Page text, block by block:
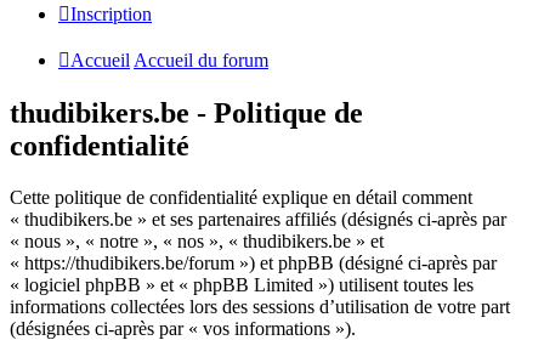
Inscription
Accueil Accueil du forum
thudibikers.be - Politique de
confidentialité
Cette politique de confidentialité explique en détail comment
« thudibikers.be » et ses partenaires affiliés (désignés ci-après par
« nous », « notre », « nos », « thudibikers.be » et
« https://thudibikers.be/forum ») et phpBB (désigné ci-après par
« logiciel phpBB » et « phpBB Limited ») utilisent toutes les
informations collectées lors des sessions d’utilisation de votre part
(désignées ci-après par « vos informations »).